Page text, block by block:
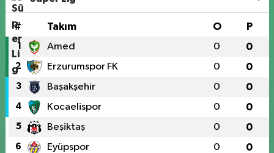
# Takım O P
1 Amed 0 0
2 Erzurumspor FK 0 0
3 Başakşehir 0 0
4 Kocaelispor 0 0
5 Beşiktaş 0 0
6 Eyüpspor 0 0